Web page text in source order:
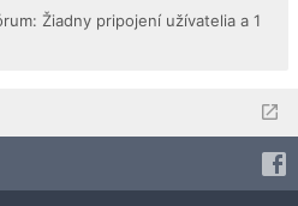
Žiadny pripojení užívatelia a 1